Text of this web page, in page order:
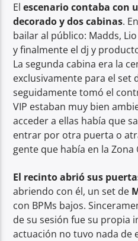
Elescenario contaba con
decorado y dos cabinas.
bailar al público: Madds,
y finalmente el dj y
La segunda cabina era la
exclusivamente para el set
seguidamente tomó el
VIP estaban muy bien
acceder a ellas había que
entrar por otra puerta o
gente que había en la
El recinto abrió sus
abriendo con él, un set de
con BPMs bajos.
de su sesión fue su propia
actuación no tuvo nada de